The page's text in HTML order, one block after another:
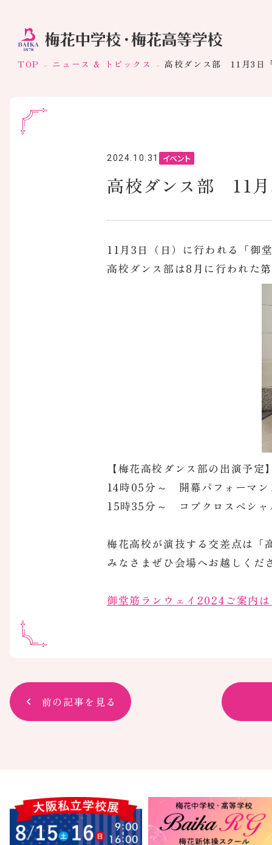
TOP ニュース & トピックス 高校ダンス部 11月3日
2024.10.31 イベント
高校ダンス部 11月
11月3日（日）に行われる「御
高校ダンス部は8月に行われた
【梅花高校ダンス部の出演予定
14時05分～ 開幕パフォーマン
15時35分～ コブクロスペシャ
梅花高校が演技する交差点は「
みなさまぜひ会場へお越しくだ
御堂筋ランウェイ2024ご案内
前の記事を見る